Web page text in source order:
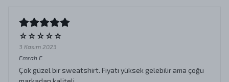
☆☆☆☆☆
3 Kasım 2023
Emrah E.
Çok güzel bir sweatshirt. Fiyatı yüksek gelebilir ama çoğu